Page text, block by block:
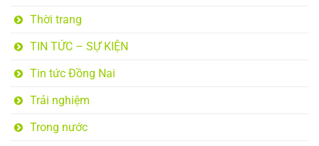
Thời trang
TIN TỨC – SỰ KIỆN
Tin tức Đồng Nai
Trải nghiệm
Trong nước